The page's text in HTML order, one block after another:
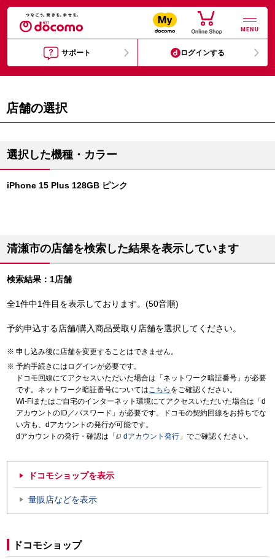
MENU
サポート ログインする
店舗の選択
選択した機種・カラー
iPhone 15 Plus 128GB ピンク
清瀬市の店舗を検索した結果を表示しています
検索結果：1店舗
全1件中1件目を表示しております。(50音順)
予約申込する店舗/購入商品受取り店舗を選択してください。
申し込み後に店舗を変更することはできません。
予約手続きにはログインが必要です。
ドコモ回線にてアクセスいただいた場合は「ネットワーク暗証番号」が必要
です。ネットワーク暗証番号についてはこちら をご確認ください。
Wi-Fiまたはご自宅のインターネット環境にてアクセスいただいた場合は「d
アカウントのID／パスワード」が必要です。ドコモの契約回線をお持ちでな
い方も、dアカウントの発行が可能です。
dアカウントの発行・確認は「
dアカウント発行 」でご確認ください。
ドコモショップを表示
量販店などを表示
ドコモショップ